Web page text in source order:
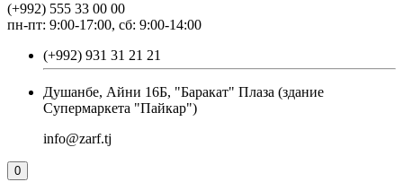
(+992) 555 33 00 00
пн-пт: 9:00-17:00, сб: 9:00-14:00
(+992) 931 31 21 21
Душанбе, Айни 16Б, "Баракат" Плаза (здание
Супермаркета "Пайкар")
info@zarf.tj
0